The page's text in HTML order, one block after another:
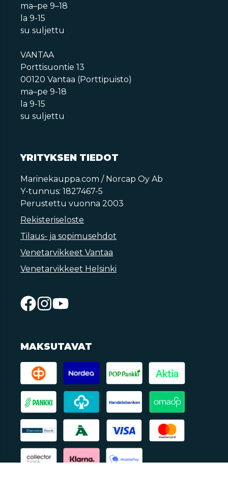
ma–pe 9–18
la 9-15
su suljettu
VANTAA
Porttisuontie 13
00120 Vantaa (Porttipuisto)
ma–pe 9-18
la 9-15
su suljettu
YRITYKSEN TIEDOT
Marinekauppa.com / Norcap Oy Ab
Y-tunnus: 1827467-5
Perustettu vuonna 2003
Rekisteriseloste
Tilaus- ja sopimusehdot
Venetarvikkeet Vantaa
Venetarvikkeet Helsinki
MAKSUTAVAT